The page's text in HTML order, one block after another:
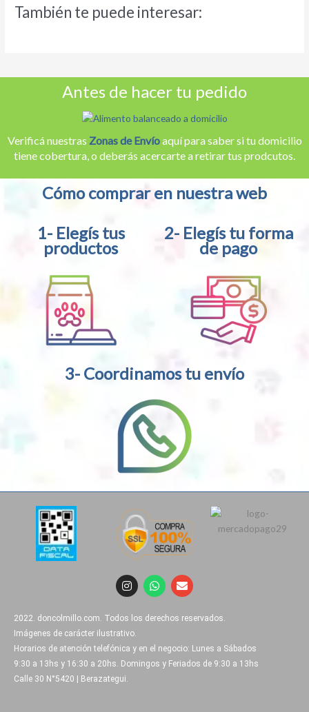
También te puede interesar:
Antes de hacer tu pedido
Verificá nuestras Zonas de Envíoaquí para saber si tu domicilio
tiene cobertura, o deberás acercarte a retirar tus prodcutos.
Cómo comprar en nuestra web
1- Elegís tus
productos
2- Elegís tu forma
de pago
3- Coordinamos tu envío
I
n
s
a
g
r
m
W
h
a
s
p
E
n
v
l
p
2022. doncolmillo.com. Todos los derechos reservados.
Imágenes de carácter ilustrativo.
Horarios de atención telefónica y en el negocio: Lunes a Sábados
9:30 a 13hs y 16:30 a 20hs. Domingos y Feriados de 9:30 a 13hs
Calle 30 N°5420 | Berazategui.